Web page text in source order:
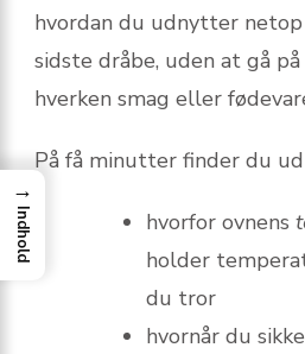
hvordan du udnytter
sidste dråbe, uden at gå
hverken smag eller
På få minutter finder du
hvorfor ovnens
holder
du tror
hvornår du
→
Indhold